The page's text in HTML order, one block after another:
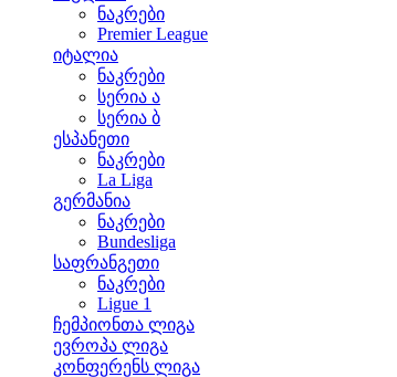
ნაკრები
Premier League
იტალია
ნაკრები
სერია ა
სერია ბ
ესპანეთი
ნაკრები
La Liga
გერმანია
ნაკრები
Bundesliga
საფრანგეთი
ნაკრები
Ligue 1
ჩემპიონთა ლიგა
ევროპა ლიგა
კონფერენს ლიგა